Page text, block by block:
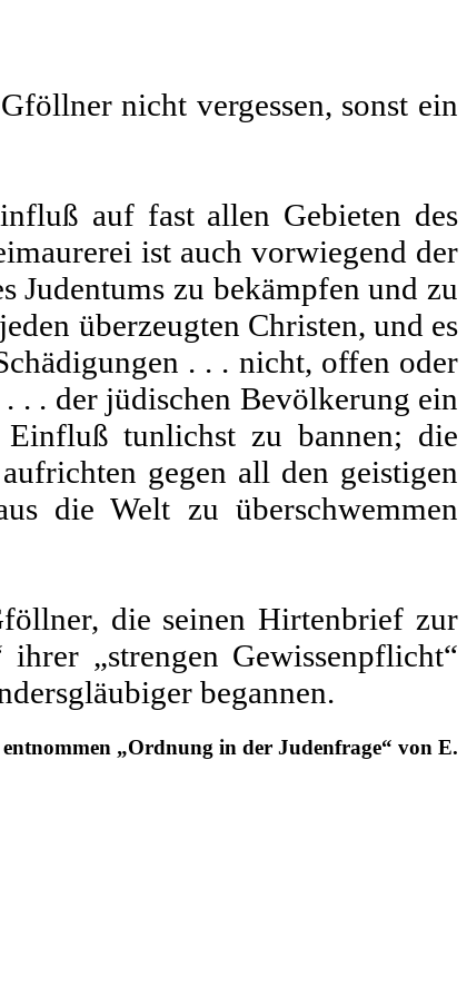
nicht vergessen, sonst ein
auf fast allen Gebieten des
ist auch vorwiegend der
Juden­tums zu bekämpfen und zu
überzeugten Chri­sten, und es
. . . nicht, offen oder
. . der jüdischen Bevölkerung ein
Ein­fluß tunlichst zu bannen; die
gegen all den geistigen
die Welt zu überschwemmen
die seinen Hirtenbrief zur
„strengen Gewissenpflicht“
begannen.
„Ordnung in der Judenfrage“ von E.